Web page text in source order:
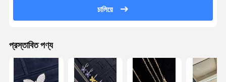
চালিয়ে
প্রস্তাবিত পণ্য